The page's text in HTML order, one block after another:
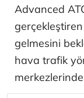
Advanced
gelmesini
hava trafik